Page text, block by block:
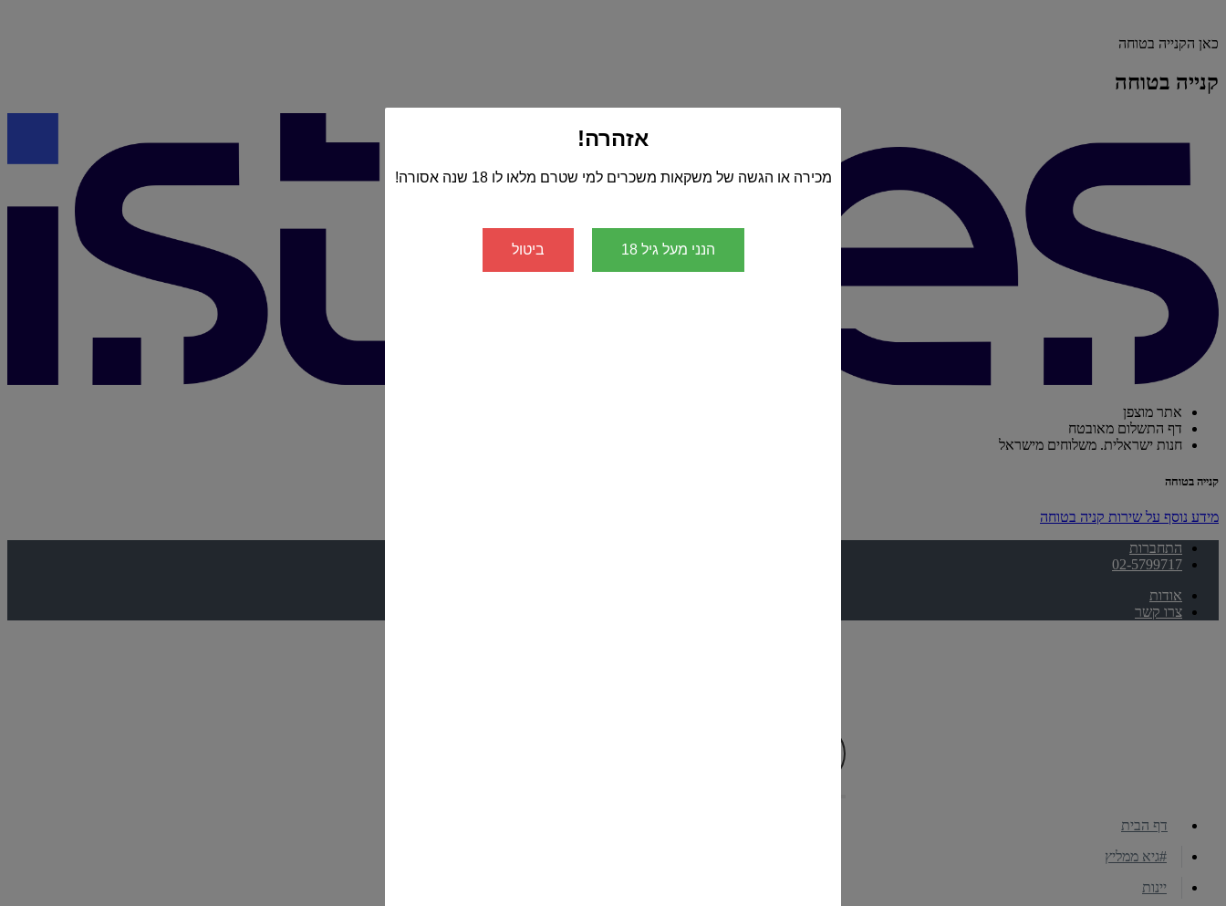
כאן הקנייה בטוחה
קנייה בטוחה
אתר מוצפן
דף התשלום מאובטח
חנות ישראלית. משלוחים מישראל
קנייה בטוחה
מידע נוסף על שירות קניה בטוחה
התחברות
02-5799717
אודות
צרו קשר
דף הבית
#גיא ממליץ
יינות
אזהרה!
מכירה או הגשה של משקאות משכרים למי שטרם מלאו לו 18 שנה אסורה!
הנני מעל גיל 18 ביטול